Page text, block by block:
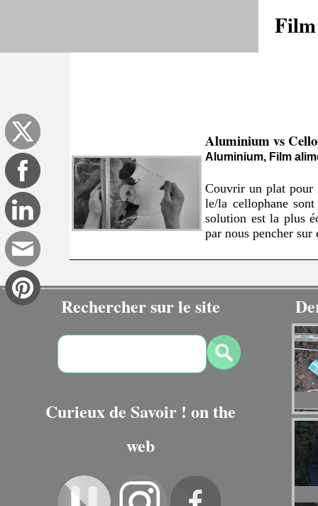
Aluminium vs
Aluminium, Film
Couvrir un plat pour
le/la cellophane
solution est la plus
par nous pencher
Rechercher sur le site
Curieux de Savoir ! on the
web